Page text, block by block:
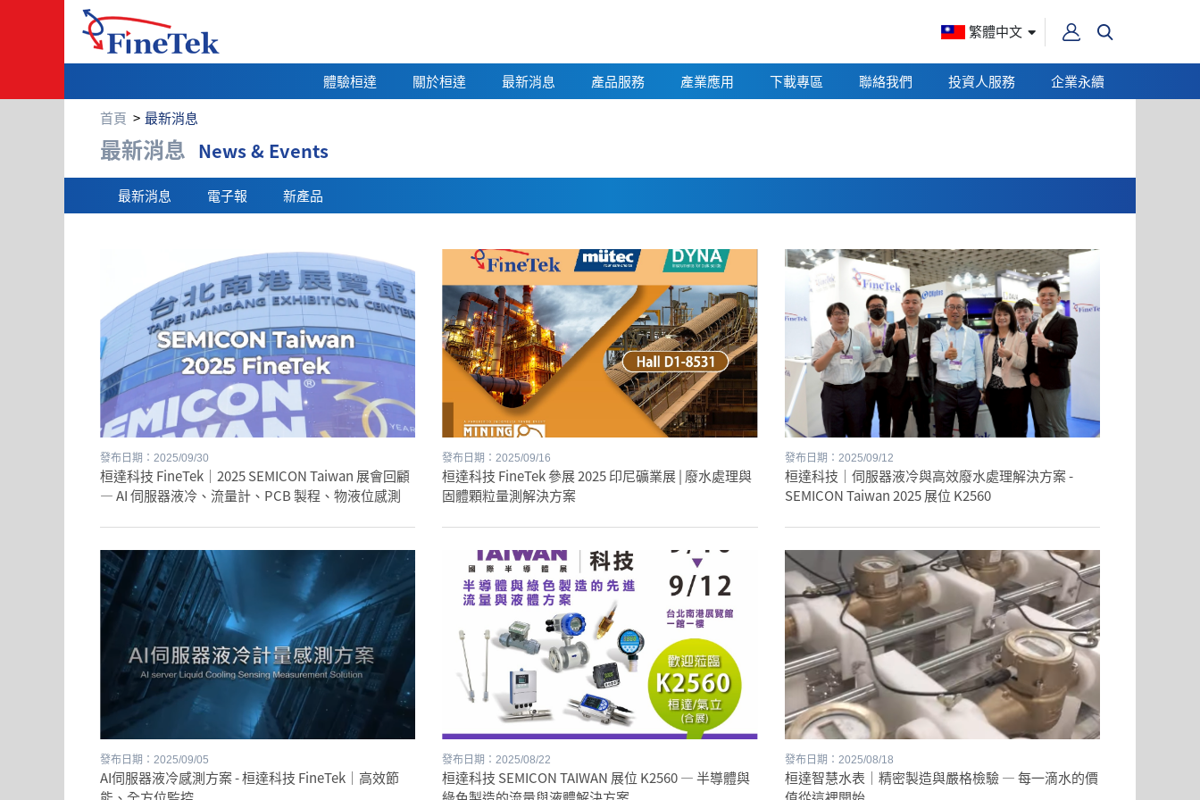
繁體中文
體驗桓達 關於桓達 最新消息 產品服務 產業應用 下載專區 聯絡我們 投資人服務
企業永續
首頁
最新消息
最新消息
最新消息 News & Events
最新消息 電子報 新產品
發布日期：2025/09/30
桓達科技 FineTek｜2025 SEMICON Taiwan 展會回顧
— AI 伺服器液冷、流量計、PCB 製程、物液位感測
發布日期：2025/09/16
桓達科技 FineTek 參展 2025 印尼礦業展 | 廢水處理與
固體顆粒量測解決方案
發布日期：2025/09/12
桓達科技｜伺服器液冷與高效廢水處理解決方案 -
SEMICON Taiwan 2025 展位 K2560
發布日期：2025/09/05
AI伺服器液冷感測方案 - 桓達科技 FineTek｜高效節
發布日期：2025/08/22
桓達科技 SEMICON TAIWAN 展位 K2560 — 半導體與
發布日期：2025/08/18
桓達智慧水表｜精密製造與嚴格檢驗 — 每一滴水的價